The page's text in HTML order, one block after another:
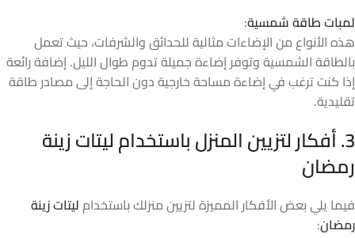
لمبات طاقة شمسية:
هذه الأنواع من الإضاءات مثالية للحدائق والشرفات، حيث تعمل
بالطاقة الشمسية وتوفر إضاءة جميلة تدوم طوال الليل. إضافة رائعة
إذا كنت ترغب في إضاءة مساحة خارجية دون الحاجة إلى مصادر طاقة
تقليدية.
3. أفكار لتزيين المنزل باستخدام ليتات زينة
رمضان
فيما يلي بعض الأفكار المميزة لتزيين منزلك باستخدامليتات زينة
رمضان: